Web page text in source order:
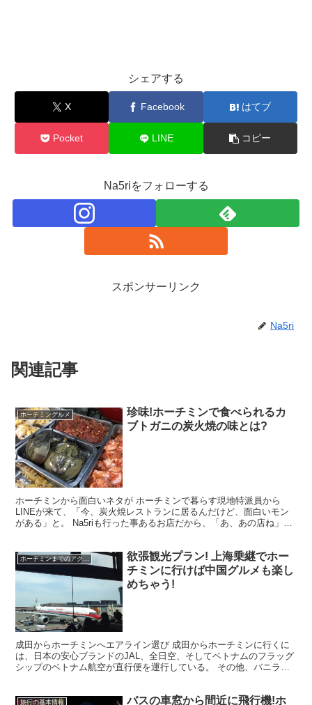
シェアする
X Facebook はてブ
Pocket LINE コピー
Na5riをフォローする
スポンサーリンク
Na5ri
関連記事
ホーチミングルメ
珍味!ホーチミンで食べられるカ
ブトガニの炭火焼の味とは?
ホーチミンから面白いネタが ホーチミンで暮らす現地特派員から
LINEが来て、「今、炭火焼レストランに居るんだけど、面白いモン
がある」と。 Na5riも行った事あるお店だから、「あ、あの店ね」っ
欲張観光プラン! 上海乗継でホー
チミンに行けば中国グルメも楽し
めちゃう!
成田からホーチミンへエアライン選び 成田からホーチミンに行くに
は、日本の安心ブランドのJAL、全日空、そしてベトナムのフラッグ
シップのベトナム航空が直行便を運行している。 その他、バニラエ
旅行の基本情報
バスの車窓から間近に飛行機!ホ